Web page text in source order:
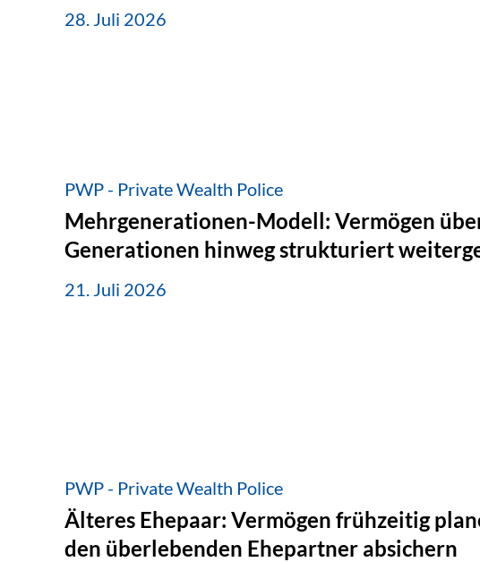
28. Juli 2026
PWP - Private Wealth Police
Mehrgenerationen-Modell: Vermögen
Generationen hinweg strukturiert
21. Juli 2026
PWP - Private Wealth Police
Älteres Ehepaar: Vermögen frühzeitig
den überlebenden Ehepartner absichern